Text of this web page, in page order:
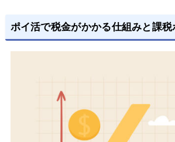
ポイ活で税金がかかる仕組みと課税